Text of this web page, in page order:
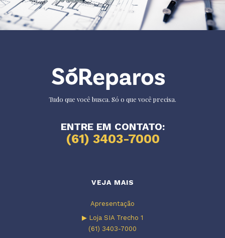
Tudo que você busca. Só o que você precisa.
ENTRE EM CONTATO:
(61) 3403-7000
VEJA MAIS
Apresentação
▶ Loja SIA Trecho 1
(61) 3403-7000